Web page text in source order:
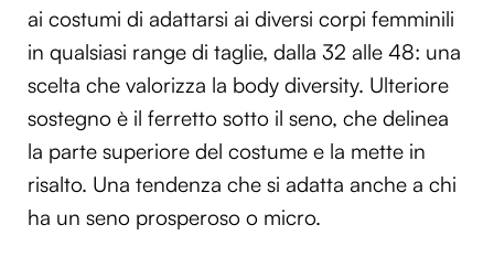
ai costumi di adattarsi ai diversi corpi femminili
in qualsiasi range di taglie, dalla 32 alle 48: una
scelta che valorizza la body diversity. Ulteriore
sostegno è il ferretto sotto il seno, che delinea
la parte superiore del costume e la mette in
risalto. Una tendenza che si adatta anche a chi
ha un seno prosperoso o micro.